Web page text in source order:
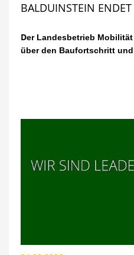
BALDUINSTEIN
Der Landesbetrieb
über den Baufortschritt